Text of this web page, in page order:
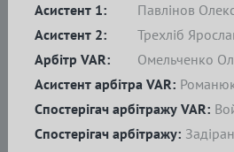
Асистент 1:
Павлінов
Асистент 2:
Трехліб
Спостерігач арбітражу:
Арбітр VAR:
Омельченко
Асистент арбітра VAR:
Спостерігач арбітражу VAR: